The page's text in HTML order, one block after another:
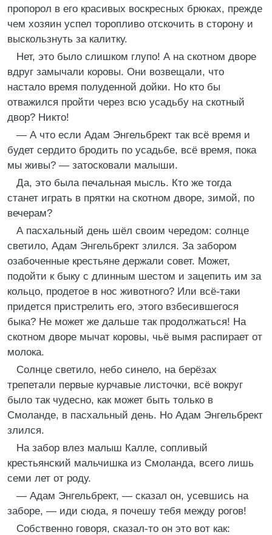
пропорол в его красивых воскресных брюках, прежде
чем хозяин успел торопливо отскочить в сторону и
выскользнуть за калитку.
Нет, это было слишком глупо! А на скотном дворе
вдруг замычали коровы. Они возвещали, что
настало время полуденной дойки. Но кто бы
отважился пройти через всю усадьбу на скотный
двор? Никто!
— А что если Адам Энгельбрект так всё время и
будет сердито бродить по усадьбе, всё время, пока
мы живы? — затосковали малыши.
Да, это была печальная мысль. Кто же тогда
станет играть в прятки на скотном дворе, зимой, по
вечерам?
А пасхальный день шёл своим чередом: солнце
светило, Адам Энгельбрект злился. За забором
озабоченные крестьяне держали совет. Может,
подойти к быку с длинным шестом и зацепить им за
кольцо, продетое в нос животного? Или всё-таки
придется пристрелить его, этого взбесившегося
быка? Не может же дальше так продолжаться! На
скотном дворе мычат коровы, чьё вымя распирает от
молока.
Солнце светило, небо синело, на берёзах
трепетали первые курчавые листочки, всё вокруг
было так чудесно, как может быть только в
Смоланде, в пасхальный день. Но Адам Энгельбрект
злился.
На забор влез малыш Калле, сопливый
крестьянский мальчишка из Смоланда, всего лишь
семи лет от роду.
— Адам Энгельбрект, — сказал он, усевшись на
заборе, — иди сюда, я почешу тебя между рогов!
Собственно говоря, сказал-то он это вот как: